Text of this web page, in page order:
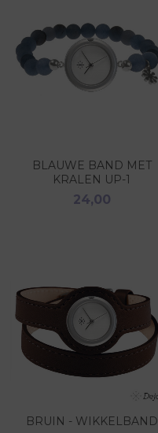
BLAUWE BAND MET
KRALEN UP-1
24,00
BRUIN - WIKKELBAND